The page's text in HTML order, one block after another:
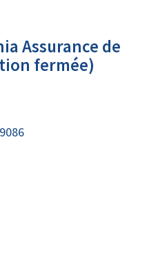
Assurance de
fermée)